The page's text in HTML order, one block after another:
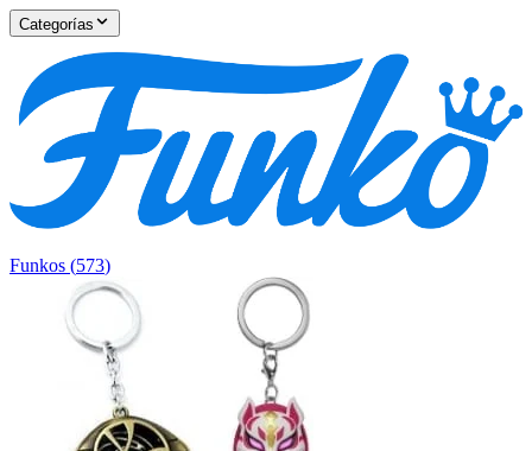
Categorías
Funkos (573)